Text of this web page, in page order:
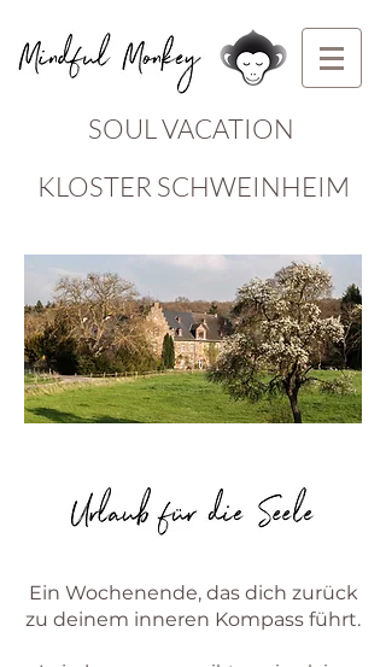
SOUL VACATION
KLOSTER SCHWEINHEIM
Ein Wochenende, das dich zurück
zu deinem inneren Kompass führt.